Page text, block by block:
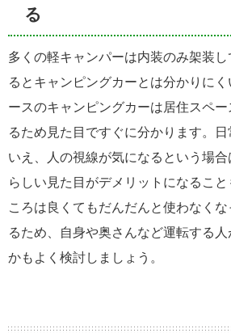
る
多くの軽キャンパーは内装のみ架装
るとキャンピングカーとは分かりに
ースのキャンピングカーは居住スペ
るため見た目ですぐに分かります。
いえ、人の視線が気になるという場
らしい見た目がデメリットになるこ
ころは良くてもだんだんと使わなく
るため、自身や奥さんなど運転する
かもよく検討しましょう。